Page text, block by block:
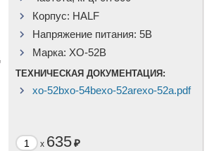
Корпус: HALF
Напряжение питания: 5В
Марка: XO-52B
ТЕХНИЧЕСКАЯ ДОКУМЕНТАЦИЯ:
xo-52bxo-54bexo-52arexo-52a.pdf
x 635₽